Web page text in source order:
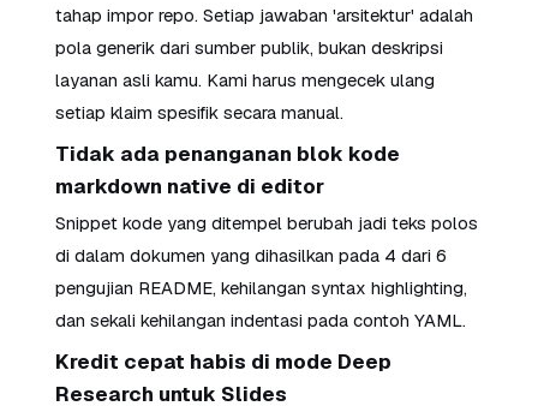
tahap impor repo. Setiap jawaban 'arsitektur' adalah
pola generik dari sumber publik, bukan deskripsi
layanan asli kamu. Kami harus mengecek ulang
setiap klaim spesifik secara manual.
Tidak ada penanganan blok kode
markdown native di editor
Snippet kode yang ditempel berubah jadi teks polos
di dalam dokumen yang dihasilkan pada 4 dari 6
pengujian README, kehilangan syntax highlighting,
dan sekali kehilangan indentasi pada contoh YAML.
Kredit cepat habis di mode Deep
Research untuk Slides